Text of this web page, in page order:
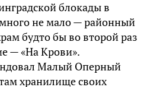
блокады в
не мало — районный
будто бы во второй раз
— «На Крови».
Малый Оперный
хранилище своих